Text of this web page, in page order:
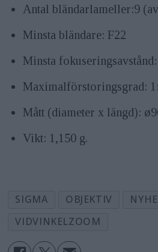
Antal bländarlameller:9
Minsta bländare: F22
Minsta
Maximalförstoringsgrad:
Mått (diameter x längd):
Vikt: 1,150 g.
SIGMA OBJEKTIV
VIDVINKELZOOM